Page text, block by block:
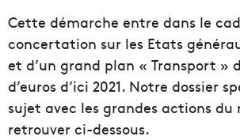
Cette démarche entre dans le
concertation sur les Etats
et d’un grand plan « Transport »
d’euros d’ici 2021. Notre dossier
sujet avec les grandes actions
retrouver ci-dessous.